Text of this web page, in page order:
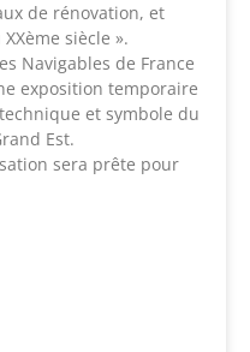
de rénovation, et
siècle ».
Navigables de France
exposition temporaire
et symbole du
Est.
sera prête pour